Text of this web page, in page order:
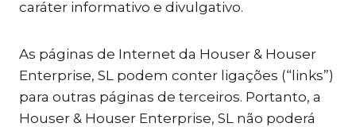
caráter informativo e divulgativo.
As páginas de Internet da Houser & Houser
Enterprise, SL podem conter ligações (“links”)
para outras páginas de terceiros. Portanto, a
Houser & Houser Enterprise, SL não poderá